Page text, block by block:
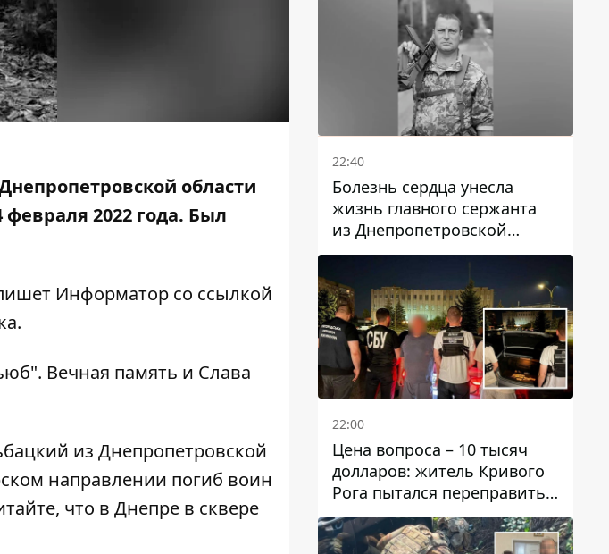
области
2022 года. Был
Информатор со ссылкой
Вечная память и Слава
из Днепропетровской
направлении погиб воин
что в Днепре в сквере
22:40
Болезнь сердца унесла
жизнь главного сержанта
из Днепропетровской
области Юрия Свистуна
22:00
Цена вопроса – 10 тысяч
долларов: житель Кривого
Рога пытался переправить
мужчину в Словакию